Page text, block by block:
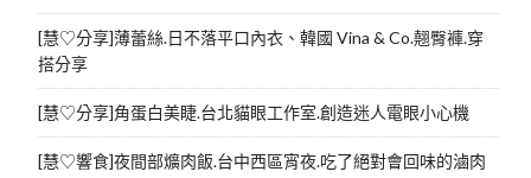
[慧♡分享]薄蕾絲.日不落平口內衣、韓國 Vina & Co.翹臀褲.穿
搭分享
[慧♡分享]角蛋白美睫.台北貓眼工作室.創造迷人電眼小心機
[慧♡響食]夜間部爌肉飯.台中西區宵夜.吃了絕對會回味的滷肉